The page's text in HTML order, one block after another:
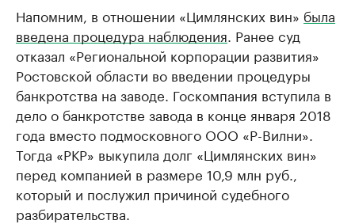
Напомним, в отношении «Цимлянских вин» была
введена процедура наблюдения . Ранее суд
отказал «Региональной корпорации развития»
Ростовской области во введении процедуры
банкротства на заводе. Госкомпания вступила в
дело о банкротстве завода в конце января 2018
года вместо подмосковного ООО «Р-Вилни».
Тогда «РКР» выкупила долг «Цимлянских вин»
перед компанией в размере 10,9 млн руб.,
который и послужил причиной судебного
разбирательства.